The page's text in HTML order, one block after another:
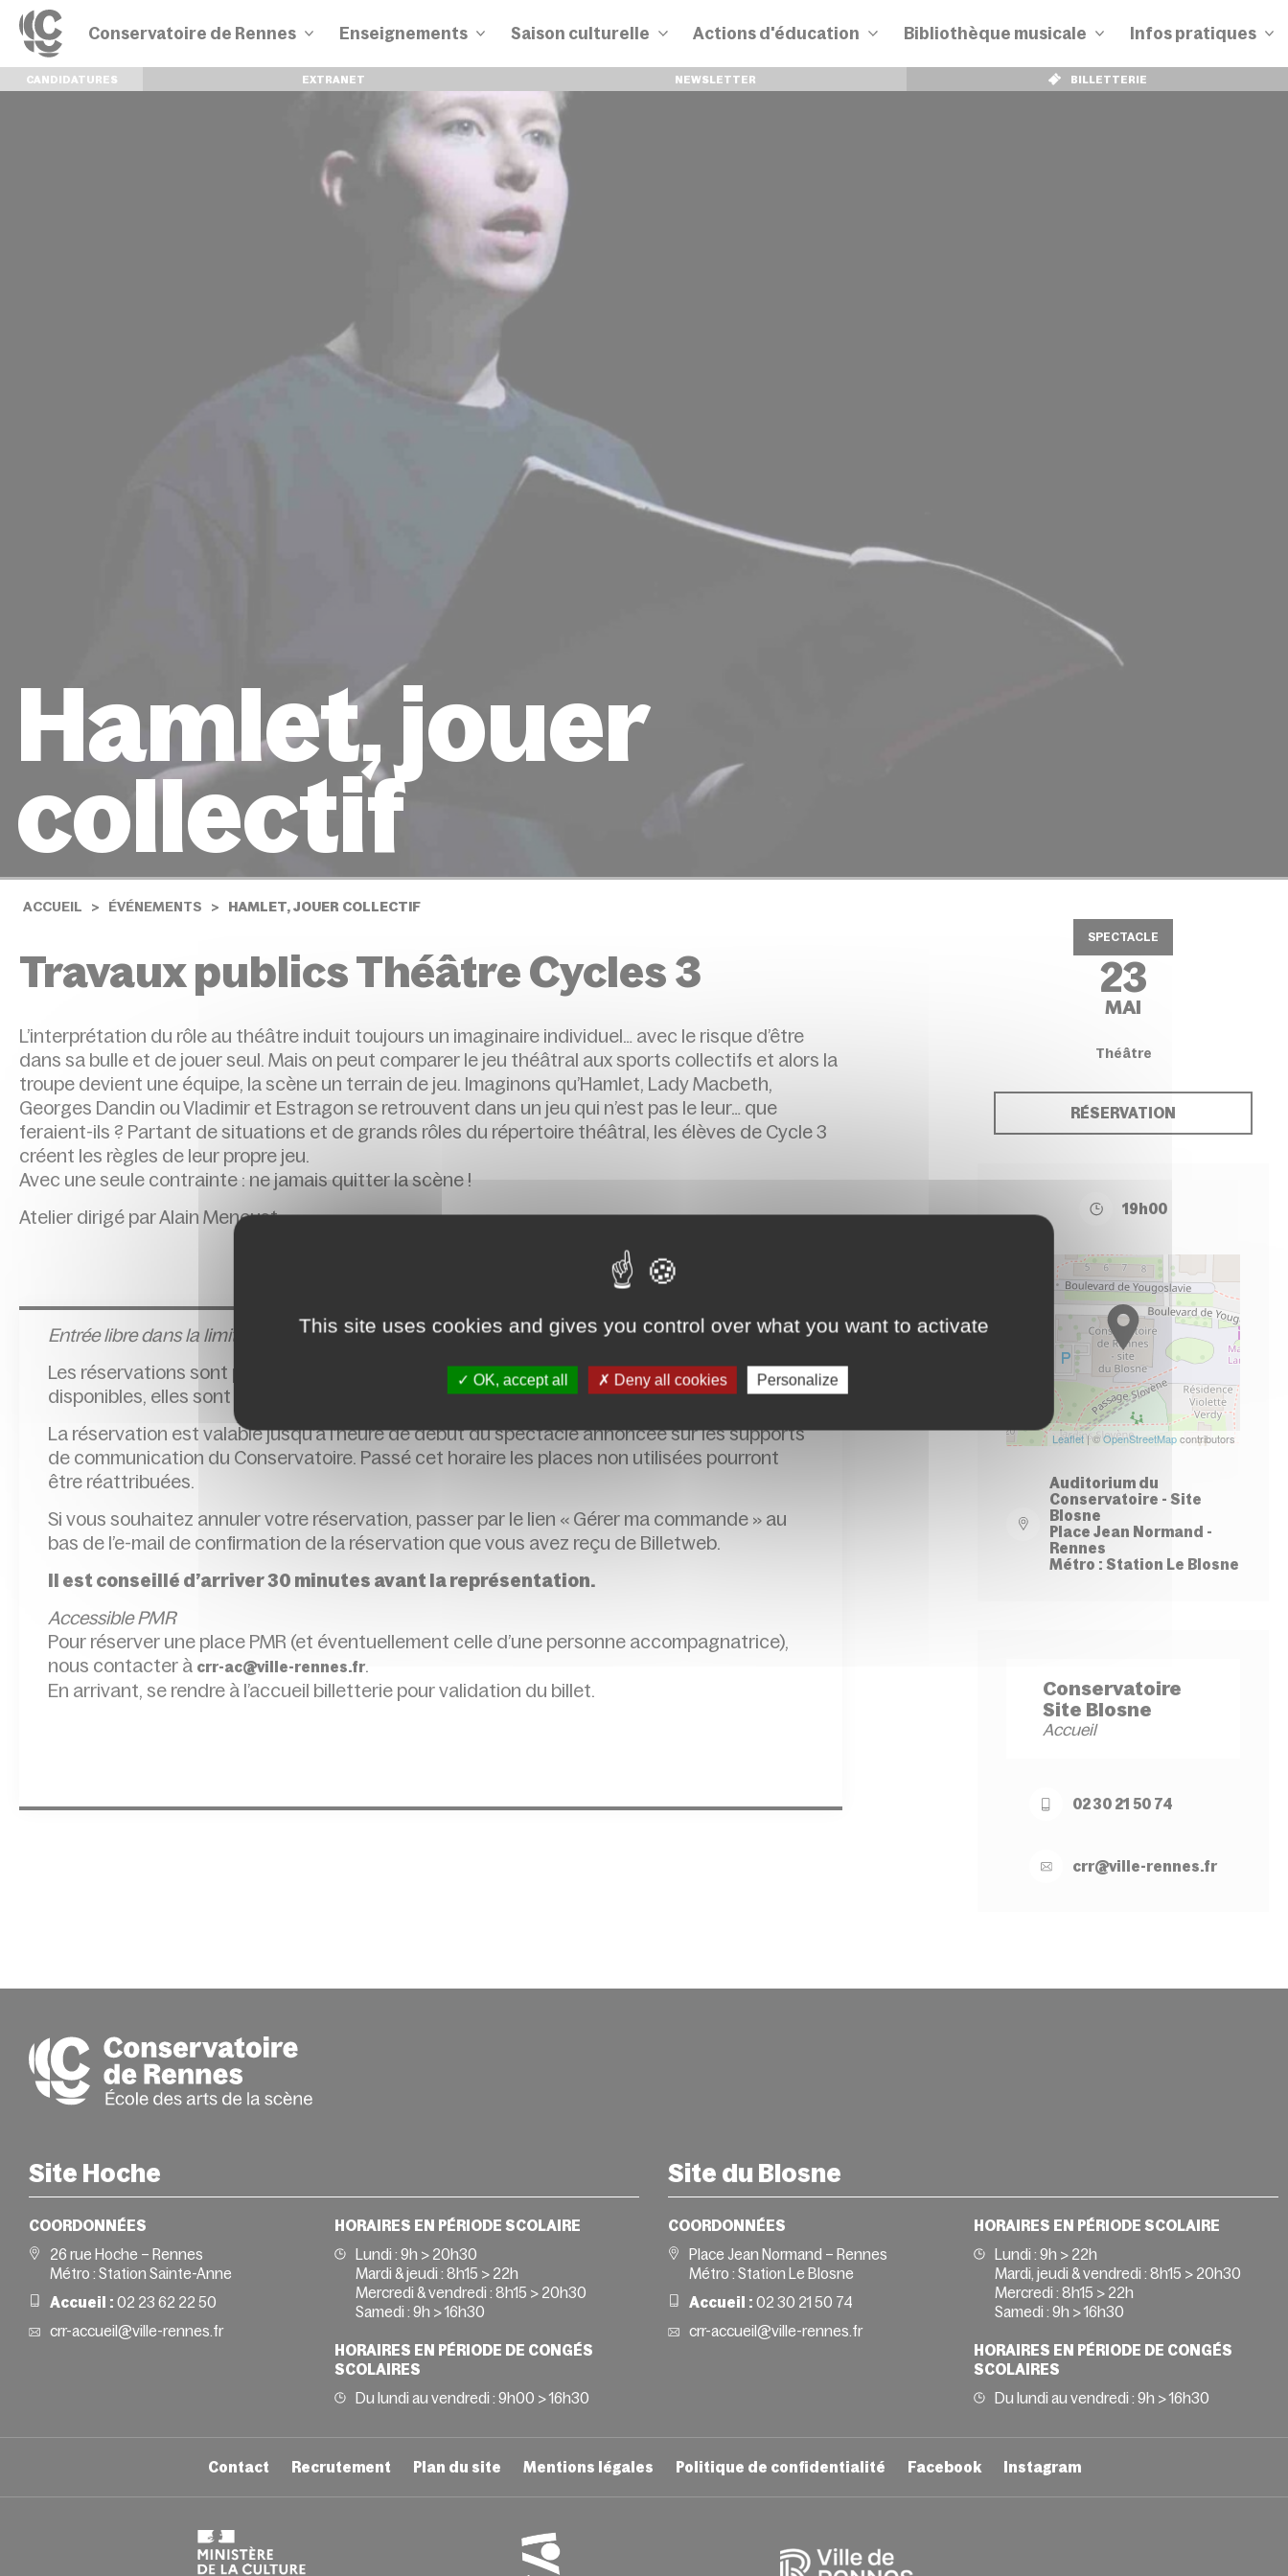
Conservatoire de Rennes Enseignements Saison culturelle Actions d'éducation Bibliothèque musicale Infos pratiques
CANDIDATURES EXTRANET NEWSLETTER BILLETTERIE
Hamlet, jouer
collectif
ACCUEIL ÉVÉNEMENTS HAMLET, JOUER COLLECTIF
Travaux publics Théâtre Cycles 3
L’interprétation du rôle au théâtre induit toujours un imaginaire individuel… avec le risque d’être
dans sa bulle et de jouer seul. Mais on peut comparer le jeu théâtral aux sports collectifs et alors la
troupe devient une équipe, la scène un terrain de jeu. Imaginons qu’Hamlet, Lady Macbeth,
Georges Dandin ou Vladimir et Estragon se retrouvent dans un jeu qui n’est pas le leur… que
feraient-ils ? Partant de situa­tions et de grands rôles du répertoire théâtral, les élèves de Cycle 3
créent les règles de leur propre jeu.
Avec une seule contrainte : ne jamais quitter la scène !
Atelier dirigé par Alain Meneust
Entrée libre dans la limite des places disponibles,réservation conseillée
Les réservations sont possibles jusqu’à l’heure du spectacle. Si des places restent
disponibles, elles sont délivrées sur place, à l’entrée du spectacle.
La réservation est valable jusqu’à l’heure de début du spectacle annoncée sur les supports
de communication du Conservatoire. Passé cet horaire les places non utilisées pourront
être réattribuées.
Si vous souhaitez annuler votre réservation, passer par le lien « Gérer ma commande » au
bas de l’e-mail de confirmation de la réservation que vous avez reçu de Billetweb.
Il est conseillé d’arriver 30 minutes avant la représentation.
Accessible PMR
Pour réserver une place PMR (et éventuellement celle d’une personne accompagnatrice),
nous contacter à crr-ac@ville-rennes.fr.
En arrivant, se rendre à l’accueil billetterie pour validation du billet.
SPECTACLE
23
MAI
Théâtre
RÉSERVATION
19h00
Leaflet| ©OpenStreetMapcontributors
Auditorium du
Conservatoire - Site
Blosne
Place Jean Normand -
Rennes
Métro : Station Le Blosne
Conservatoire
Site Blosne
Accueil
02 30 21 50 74
crr@ville-rennes.fr
Site Hoche
COORDONNÉES
26 rue Hoche – Rennes
Métro : Station Sainte-Anne
Accueil : 02 23 62 22 50
crr-accueil@ville-rennes.fr
HORAIRES EN PÉRIODE SCOLAIRE
Lundi : 9h > 20h30
Mardi & jeudi : 8h15 > 22h
Mercredi & vendredi : 8h15 > 20h30
Samedi : 9h > 16h30
HORAIRES EN PÉRIODE DE CONGÉS
SCOLAIRES
Du lundi au vendredi : 9h00 > 16h30
Site du Blosne
COORDONNÉES
Place Jean Normand – Rennes
Métro : Station Le Blosne
Accueil : 02 30 21 50 74
crr-accueil@ville-rennes.fr
HORAIRES EN PÉRIODE SCOLAIRE
Lundi : 9h > 22h
Mardi, jeudi & vendredi : 8h15 > 20h30
Mercredi : 8h15 > 22h
Samedi : 9h > 16h30
HORAIRES EN PÉRIODE DE CONGÉS
SCOLAIRES
Du lundi au vendredi : 9h > 16h30
Contact Recrutement Plan du site Mentions légales Politique de confidentialité Facebook Instagram
This site uses cookies and gives you control over what you want to activate
OK, accept all Deny all cookies Personalize